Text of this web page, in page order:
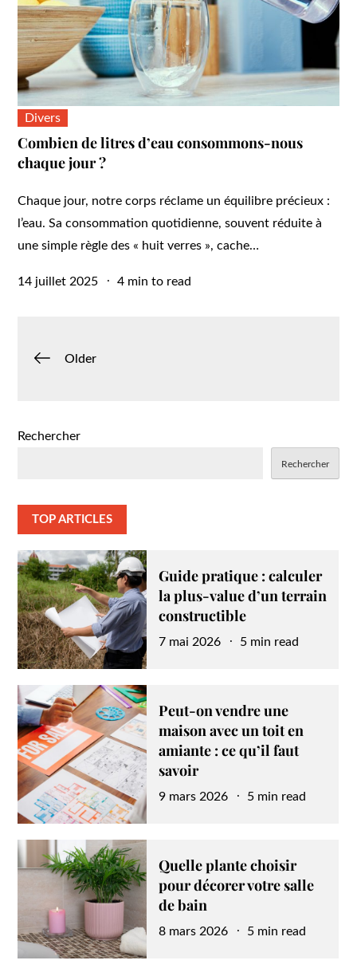
Divers
Combien de litres d’eau consommons-nous
chaque jour ?
Chaque jour, notre corps réclame un équilibre précieux :
l’eau. Sa consommation quotidienne, souvent réduite à
une simple règle des « huit verres », cache…
Posted
14 juillet 2025 4 min to read
Navigation
articles
Older
Rechercher
Rechercher
TOP ARTICLES
Guide pratique : calculer
la plus-value d’un terrain
constructible
Posted
7 mai 2026 5 min read
Peut-on vendre une
maison avec un toit en
amiante : ce qu’il faut
savoir
Posted
9 mars 2026 5 min read
Quelle plante choisir
pour décorer votre salle
de bain
Posted
8 mars 2026 5 min read